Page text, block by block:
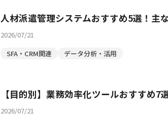
人材派遣管理システムおすすめ5選！主
2026/07/21
SFA・CRM関連
データ分析・活用
【目的別】業務効率化ツールおすすめ
2026/07/21